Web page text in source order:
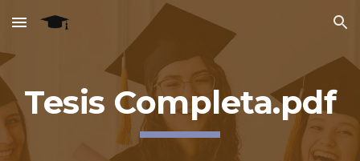
Skip to main content Skip to navigation
Tesis Completa.pdf